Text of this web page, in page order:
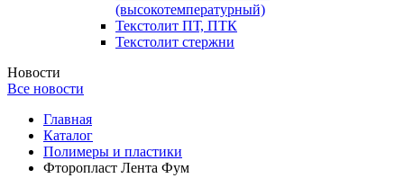
(высокотемпературный)
Текстолит ПТ, ПТК
Текстолит стержни
Новости
Все новости
Главная
Каталог
Полимеры и пластики
Фторопласт Лента Фум